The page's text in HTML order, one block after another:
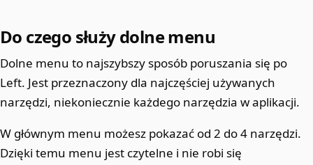
Do czego służy dolne menu
Dolne menu to najszybszy sposób poruszania się po
Left. Jest przeznaczony dla najczęściej używanych
narzędzi, niekoniecznie każdego narzędzia w aplikacji.
W głównym menu możesz pokazać od 2 do 4 narzędzi.
Dzięki temu menu jest czytelne i nie robi się